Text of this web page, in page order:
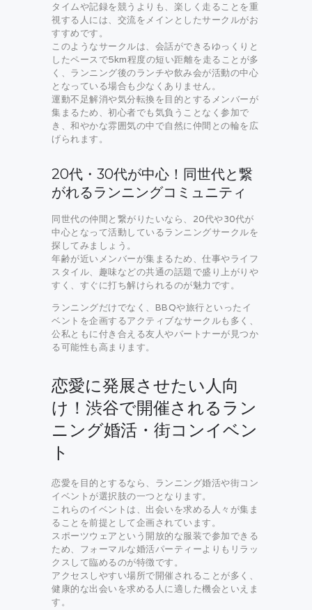
タイムや記録を競うよりも、楽しく走ることを重
視する人には、交流をメインとしたサークルがお
すすめです。
このようなサークルは、会話ができるゆっくりと
したペースで5km程度の短い距離を走ることが多
く、ランニング後のランチや飲み会が活動の中心
となっている場合も少なくありません。
運動不足解消や気分転換を目的とするメンバーが
集まるため、初心者でも気負うことなく参加で
き、和やかな雰囲気の中で自然に仲間との輪を広
げられます。
20代・30代が中心！同世代と繋
がれるランニングコミュニティ
同世代の仲間と繋がりたいなら、20代や30代が
中心となって活動しているランニングサークルを
探してみましょう。
年齢が近いメンバーが集まるため、仕事やライフ
スタイル、趣味などの共通の話題で盛り上がりや
すく、すぐに打ち解けられるのが魅力です。
ランニングだけでなく、BBQや旅行といったイ
ベントを企画するアクティブなサークルも多く、
公私ともに付き合える友人やパートナーが見つか
る可能性も高まります。
恋愛に発展させたい人向
け！渋谷で開催されるラン
ニング婚活・街コンイベン
ト
恋愛を目的とするなら、ランニング婚活や街コン
イベントが選択肢の一つとなります。
これらのイベントは、出会いを求める人々が集ま
ることを前提として企画されています。
スポーツウェアという開放的な服装で参加できる
ため、フォーマルな婚活パーティーよりもリラッ
クスして臨めるのが特徴です。
アクセスしやすい場所で開催されることが多く、
健康的な出会いを求める人に適した機会といえま
す。